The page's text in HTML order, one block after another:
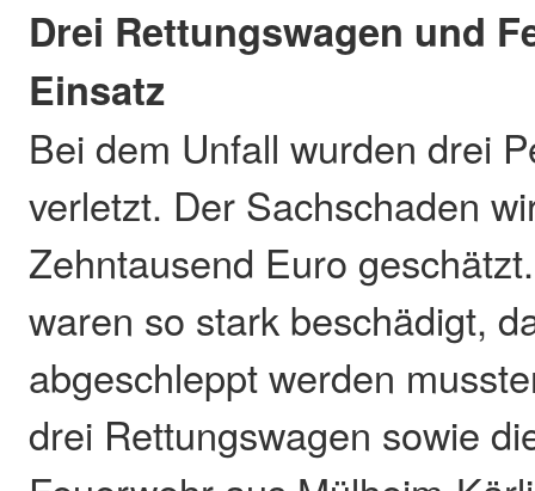
Drei Rettungswagen und
Einsatz
Bei dem Unfall wurden drei
verletzt. Der Sachschaden
Zehntausend Euro
waren so stark beschädigt,
abgeschleppt werden
drei Rettungswagen sowie